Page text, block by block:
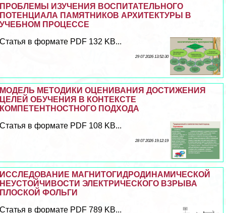
ПРОБЛЕМЫ ИЗУЧЕНИЯ ВОСПИТАТЕЛЬНОГО
ПОТЕНЦИАЛА ПАМЯТНИКОВ АРХИТЕКТУРЫ В
УЧЕБНОМ ПРОЦЕССЕ
Статья в формате PDF 132 KB...
29 07 2026 13:52:30
МОДЕЛЬ МЕТОДИКИ ОЦЕНИВАНИЯ ДОСТИЖЕНИЯ
ЦЕЛЕЙ ОБУЧЕНИЯ В КОНТЕКСТЕ
КОМПЕТЕНТНОСТНОГО ПОДХОДА
Статья в формате PDF 108 KB...
28 07 2026 19:12:19
ИССЛЕДОВАНИЕ МАГНИТОГИДРОДИНАМИЧЕСКОЙ
НЕУСТОЙЧИВОСТИ ЭЛЕКТРИЧЕСКОГО ВЗРЫВА
ПЛОСКОЙ ФОЛЬГИ
Статья в формате PDF 789 KB...